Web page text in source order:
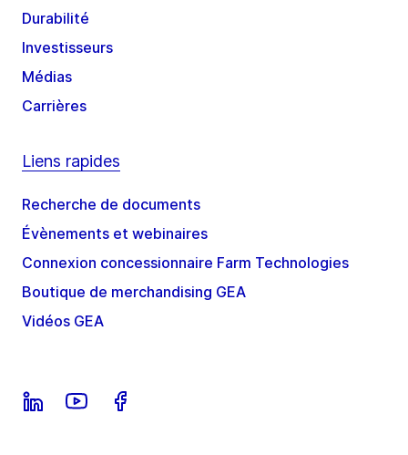
Durabilité
Investisseurs
Médias
Carrières
Liens rapides
Recherche de documents
Évènements et webinaires
Connexion concessionnaire Farm Technologies
Boutique de merchandising GEA
Vidéos GEA